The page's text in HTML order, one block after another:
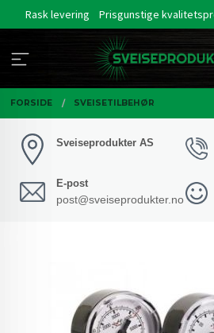
Rask levering Prisgunstige
FORSIDE SVEISETILBEHØR
Sveiseprodukter AS
E-post
post@sveiseprodukter.no